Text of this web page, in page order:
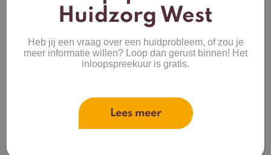
huid verdient.
Huidzorg West
Heb jij een vraag over een huidprobleem, of zou je
meer informatie willen? Loop dan gerust binnen! Het
inloopspreekuur is gratis.
Lees meer